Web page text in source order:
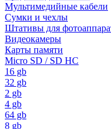
Мультимедийные кабели
Сумки и чехлы
Штативы для
Видеокамеры
Карты памяти
Micro SD / SD HC
16 gb
32 gb
2 gb
4 gb
64 gb
8 gb